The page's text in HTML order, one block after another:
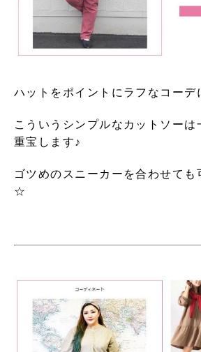
ハットをポイントにラフなコー
こういうシンプルなカットソーは
重宝します♪
ゴツめのスニーカーを合わせても
☆